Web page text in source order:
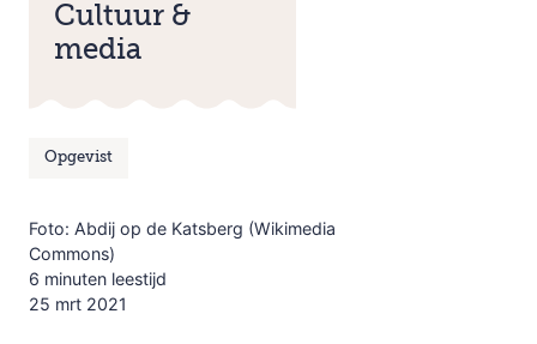
Cultuur &
media
Opgevist
Foto: Abdij op de Katsberg (Wikimedia
Commons)
6 minuten leestijd
25 mrt 2021